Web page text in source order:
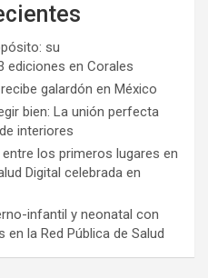
su
ediciones en Corales
galardón en México
bien: La unión perfecta
interiores
los primeros lugares en
Digital celebrada en
infantil y neonatal con
la Red Pública de Salud